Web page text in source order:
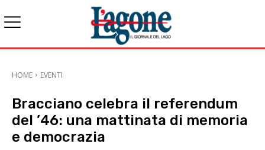
HOME EVENTI
Bracciano celebra il referendum
del ’46: una mattinata di memoria
e democrazia